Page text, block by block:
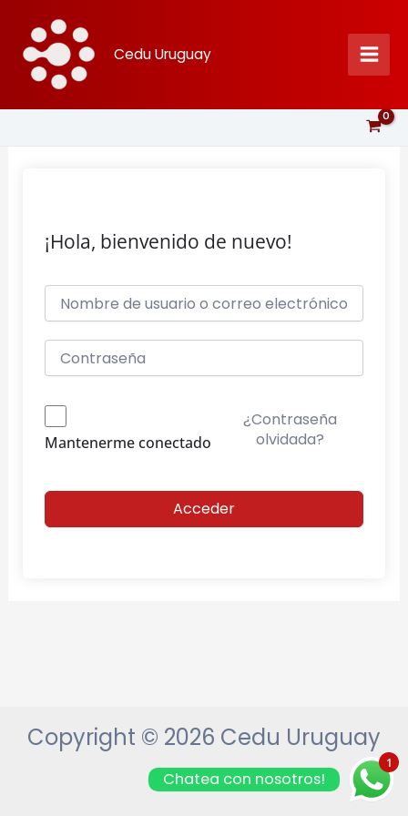
contenido
Cedu Uruguay
¡Hola, bienvenido de nuevo!
Mantenerme conectado
¿Contraseña
olvidada?
Acceder
Copyright © 2026 Cedu Uruguay
1
Chatea con nosotros!